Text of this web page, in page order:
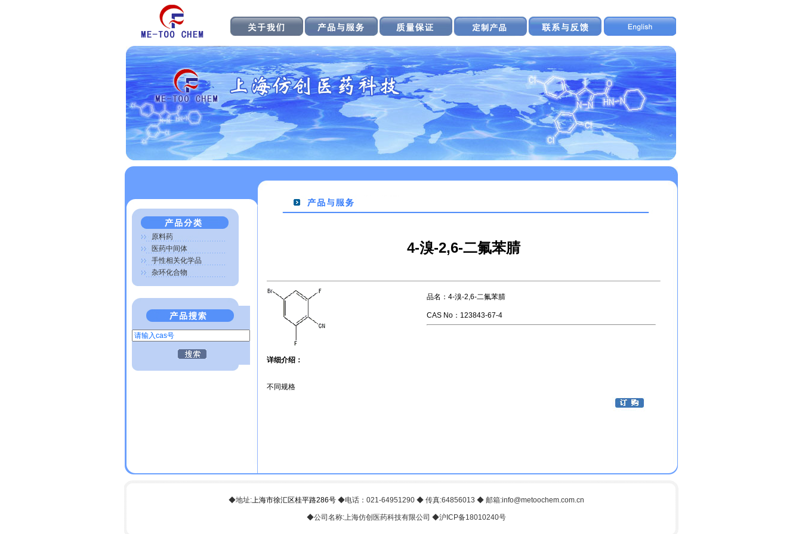
原料药
医药中间体
手性相关化学品
杂环化合物
4-溴-2,6-二氟苯腈
品名：4-溴-2,6-二氟苯腈
CAS No：123843-67-4
详细介绍：
不同规格
◆地址:上海市徐汇区桂平路286号 ◆电话：021-64951290 ◆ 传真:64856013 ◆ 邮箱:info@metoochem.com.cn
◆公司名称:上海仿创医药科技有限公司 ◆沪ICP备18010240号